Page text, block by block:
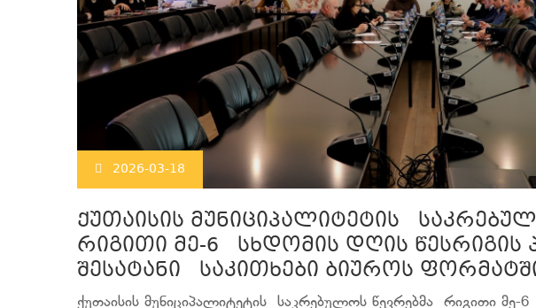
2026-03-18
ქუთაისის მუნიციპალიტეტის
რიგითი მე-6 სხდომის დღის წესრიგის
შესატანი საკითხები ბიუროს
ქუთაისის მუნიციპალიტეტის საკრებულოს წევრებმა რიგითი მე-